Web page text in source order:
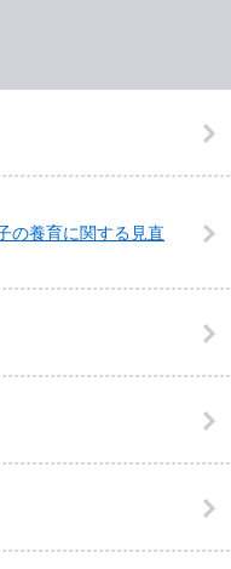
の養育に関する見直